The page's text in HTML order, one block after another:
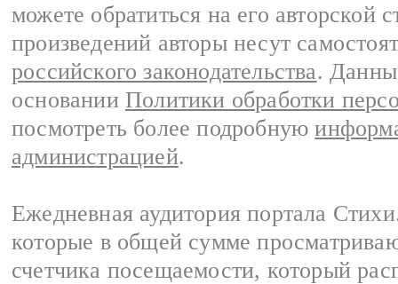
можете обратиться на его авторской
произведений авторы несут
российского законодательства.
основании Политики обработки
посмотреть более подробную
администрацией.
Ежедневная аудитория портала
которые в общей сумме
счетчика посещаемости, который